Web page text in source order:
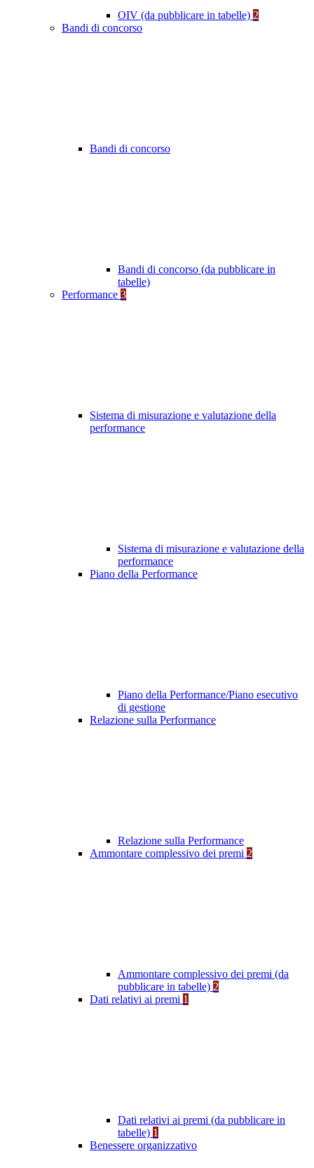
OIV (da pubblicare in tabelle) 2
Bandi di concorso
Bandi di concorso
Bandi di concorso (da pubblicare in
tabelle)
Performance 3
Sistema di misurazione e valutazione della
performance
Sistema di misurazione e valutazione della
performance
Piano della Performance
Piano della Performance/Piano esecutivo
di gestione
Relazione sulla Performance
Relazione sulla Performance
Ammontare complessivo dei premi 2
Ammontare complessivo dei premi (da
pubblicare in tabelle) 2
Dati relativi ai premi 1
Dati relativi ai premi (da pubblicare in
tabelle) 1
Benessere organizzativo